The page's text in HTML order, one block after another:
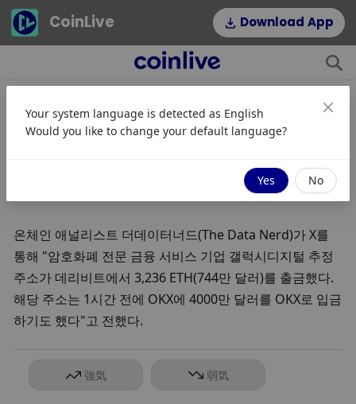
CoinLive Download App
갤럭시디지털 추정 주소, 데리비트서
온체인 애널리스트 더데이터너드(The Data Nerd)가 X를
통해 "암호화폐 전문 금융 서비스 기업 갤럭시디지털 추정
주소가 데리비트에서 3,236 ETH(744만 달러)를 출금했다.
해당 주소는 1시간 전에 OKX에 4000만 달러를 OKX로 입금
하기도 했다"고 전했다.
強気 弱気
Your system language is detected as English
Would you like to change your default language?
Yes No